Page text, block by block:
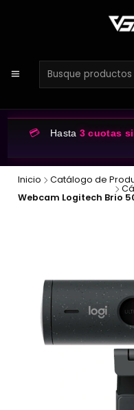
💳 Hasta 3 cuotas
Inicio Catálogo de
Webcam Logitech Brio